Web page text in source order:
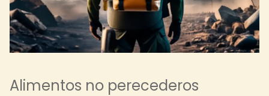
Alimentos no perecederos